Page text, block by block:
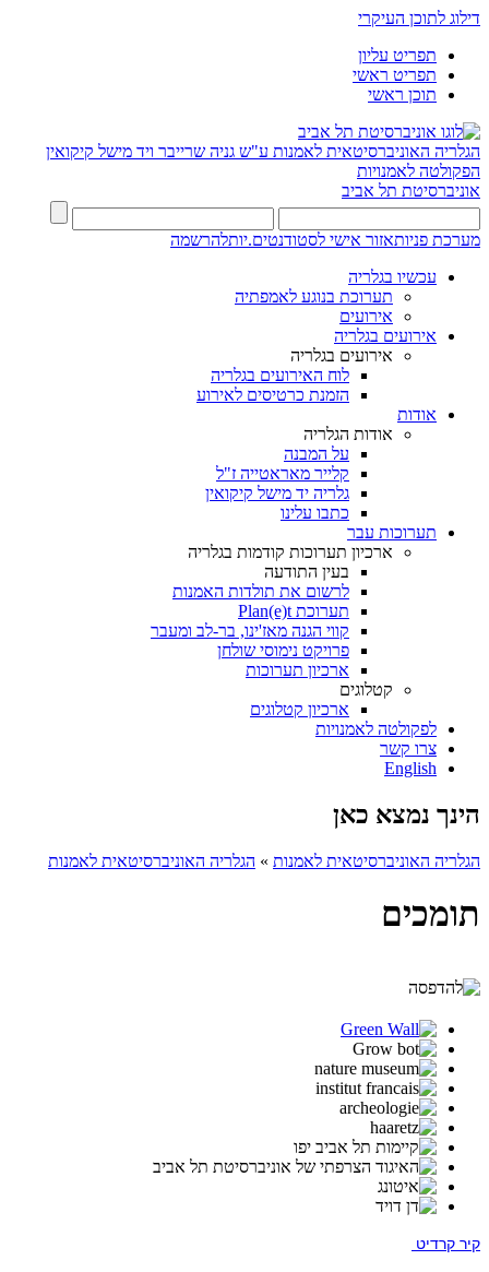
דילוג לתוכן העיקרי
תפריט עליון
תפריט ראשי
תוכן ראשי
הגלריה האוניברסיטאית לאמנות ע"ש גניה שרייבר ויד מישל קיקואין
הפקולטה לאמנויות
אוניברסיטת תל אביב
מערכת פניותאזור אישי לסטודנטים.יותלהרשמה
עכשיו בגלריה
תערוכת בנוגע לאמפתיה
אירועים
אירועים בגלריה
אירועים בגלריה
לוח האירועים בגלריה
הזמנת כרטיסים לאירוע
אודות
אודות הגלריה
על המבנה
קלייר מאראטייה ז"ל
גלריה יד מישל קיקואין
כתבו עלינו
תערוכות עבר
ארכיון תערוכות קודמות בגלריה
בעין התודעה
לרשום את תולדות האמנות
תערוכת Plan(e)t
קווי הגנה מאז'ינו, בר-לב ומעבר
פרויקט נימוסי שולחן
ארכיון תערוכות
קטלוגים
ארכיון קטלוגים
לפקולטה לאמנויות
צרו קשר
English
הינך נמצא כאן
הגלריה האוניברסיטאית לאמנות » הגלריה האוניברסיטאית לאמנות
תומכים
קיר קרדיט